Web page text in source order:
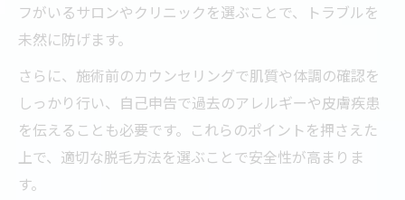
フがいるサロンやクリニックを選ぶことで、トラブルを
未然に防げます。
さらに、施術前のカウンセリングで肌質や体調の確認を
しっかり行い、自己申告で過去のアレルギーや皮膚疾患
を伝えることも必要です。これらのポイントを押さえた
上で、適切な脱毛方法を選ぶことで安全性が高まりま
す。